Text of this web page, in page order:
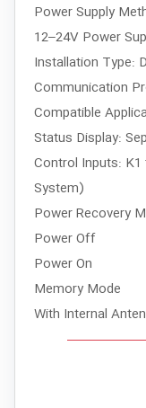
Power Supply
12–24V Power
Installation Type:
Communication
Compatible
Status Display:
Control Inputs:
System)
Power Recovery
Power Off
Power On
Memory Mode
With Internal